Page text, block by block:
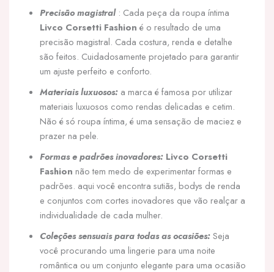
Precisão magistral: Cada peça da roupa íntima
Livco Corsetti Fashion é o resultado de uma
precisão magistral. Cada costura, renda e detalhe
são feitos. Cuidadosamente projetado para garantir
um ajuste perfeito e conforto.
Materiais luxuosos: a marca é famosa por utilizar
materiais luxuosos como rendas delicadas e cetim.
Não é só roupa íntima, é uma sensação de maciez e
prazer na pele.
Formas e padrões inovadores: Livco Corsetti
Fashion não tem medo de experimentar formas e
padrões. aqui você encontra sutiãs, bodys de renda
e conjuntos com cortes inovadores que vão realçar a
individualidade de cada mulher.
Coleções sensuais para todas as ocasiões:Seja
você procurando uma lingerie para uma noite
romântica ou um conjunto elegante para uma ocasião